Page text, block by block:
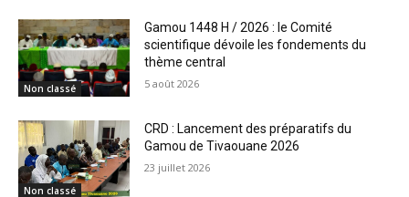
Non classé
Gamou 1448 H / 2026 : le Comité
scientifique dévoile les fondements du
thème central
5 août 2026
Non classé
CRD : Lancement des préparatifs du
Gamou de Tivaouane 2026
23 juillet 2026